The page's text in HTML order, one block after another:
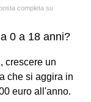
completa su
0 a 18 anni?
crescere un
che si aggira in
euro all'anno.